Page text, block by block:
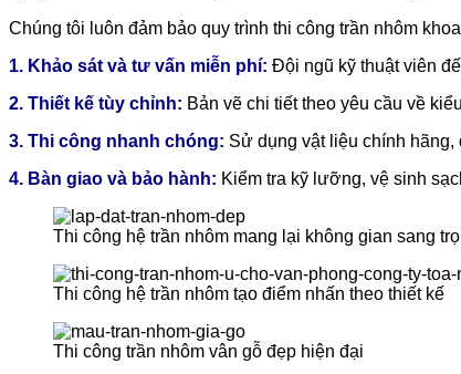
Chúng tôi luôn đảm bảo quy trình thi công trần nhôm
1. Khảo sát và tư vấn miễn phí: Đội ngũ kỹ thuật viên
2. Thiết kế tùy chỉnh: Bản vẽ chi tiết theo yêu cầu về
3. Thi công nhanh chóng: Sử dụng vật liệu chính
4. Bàn giao và bảo hành: Kiểm tra kỹ lưỡng, vệ sinh
Thi công hệ trần nhôm mang lại không gian sang
Thi công hệ trần nhôm tạo điểm nhấn theo thiết kế
Thi công trần nhôm vân gỗ đẹp hiện đại